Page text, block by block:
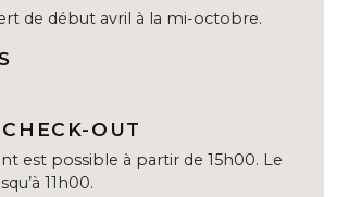
de début avril à la mi-octobre.
OUT
est possible à partir de 15h00. Le
11h00.